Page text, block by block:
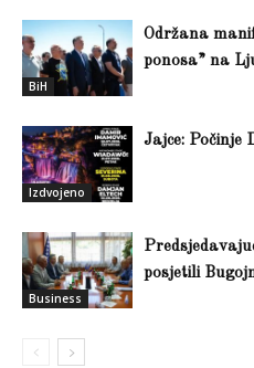
BiH
Održana
ponosa” na
Izdvojeno
Jajce: Počinje
Business
posjetili